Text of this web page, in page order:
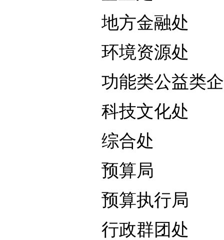
地方金融处
环境资源处
功能类公益类
科技文化处
综合处
预算局
预算执行局
行政群团处